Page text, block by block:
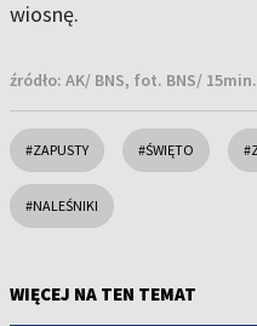
wiosnę.
źródło: AK/ BNS, fot. BNS/
#ZAPUSTY #ŚWIĘTO
#NALEŚNIKI
WIĘCEJ NA TEN TEMAT